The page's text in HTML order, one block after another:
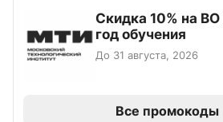
Скидка 10% на
год обучения
До 31 августа, 2026
Все промокоды